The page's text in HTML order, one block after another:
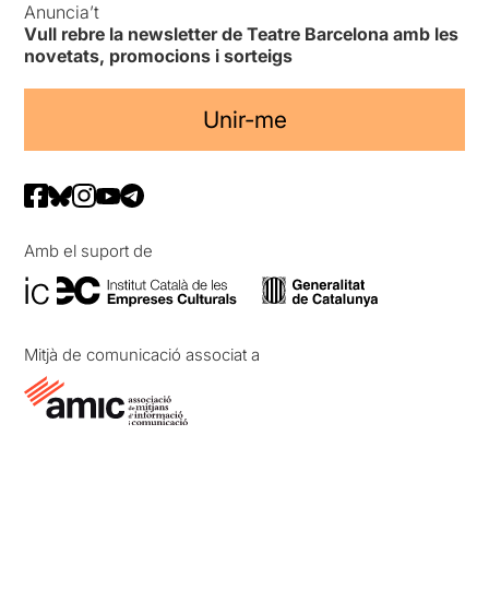
Anuncia’t
Vull rebre la newsletter de Teatre Barcelona amb les
novetats, promocions i sorteigs
Unir-me
Amb el suport de
Mitjà de comunicació associat a